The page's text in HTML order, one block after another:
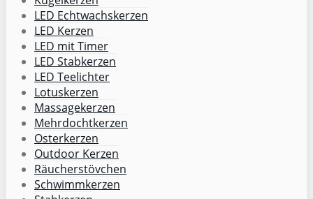
LED Echtwachskerzen
LED Kerzen
LED mit Timer
LED Stabkerzen
LED Teelichter
Lotuskerzen
Massagekerzen
Mehrdochtkerzen
Osterkerzen
Outdoor Kerzen
Räucherstövchen
Schwimmkerzen